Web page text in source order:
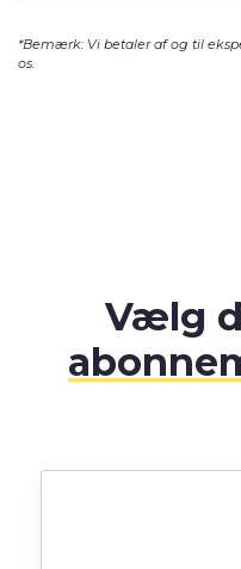
*Bemærk: Vi betaler af og til
os.
Vælg